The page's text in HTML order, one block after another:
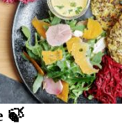
🍃